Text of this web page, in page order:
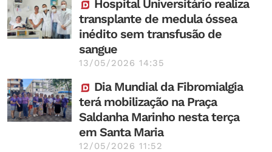
Hospital Universitário realiza
transplante de medula óssea
inédito sem transfusão de
sangue
13/05/2026 14:35
Dia Mundial da Fibromialgia
terá mobilização na Praça
Saldanha Marinho nesta terça
em Santa Maria
12/05/2026 11:52